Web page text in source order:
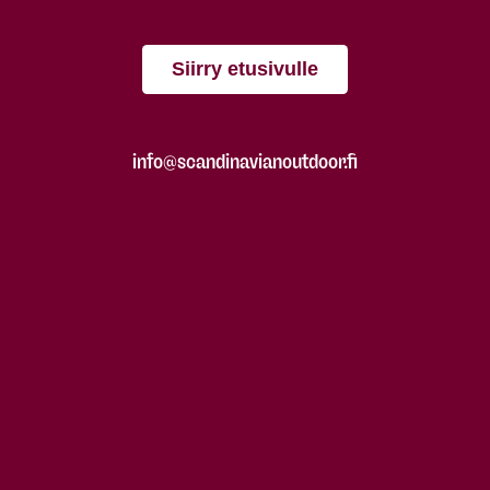
Siirry etusivulle
info@scandinavianoutdoor.fi